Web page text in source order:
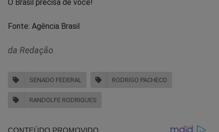
O Brasil precisa de você!
Fonte: Agência Brasil
da Redação
SENADO FEDERAL RODRIGO PACHECO
RANDOLFE RODRIGUES